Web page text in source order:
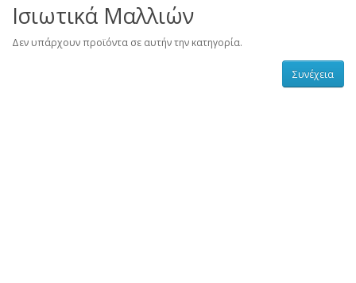
Ισιωτικά Μαλλιών
Δεν υπάρχουν προϊόντα σε αυτήν την κατηγορία.
Συνέχεια